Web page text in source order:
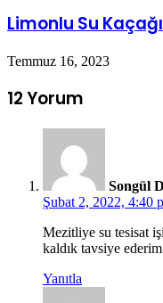
Limonlu Su
Temmuz 16, 2023
12 Yorum
Songül
Şubat 2, 2022, 4:40
Mezitliye su tesisat
kaldık tavsiye
Yanıtla